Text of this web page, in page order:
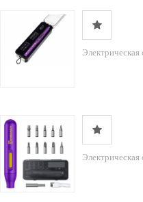
Электрическая
Электрическая